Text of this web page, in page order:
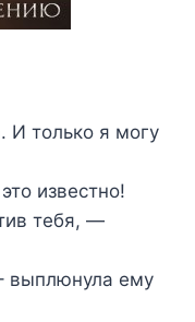
И только я могу
известно!
тебя, —
выплюнула ему